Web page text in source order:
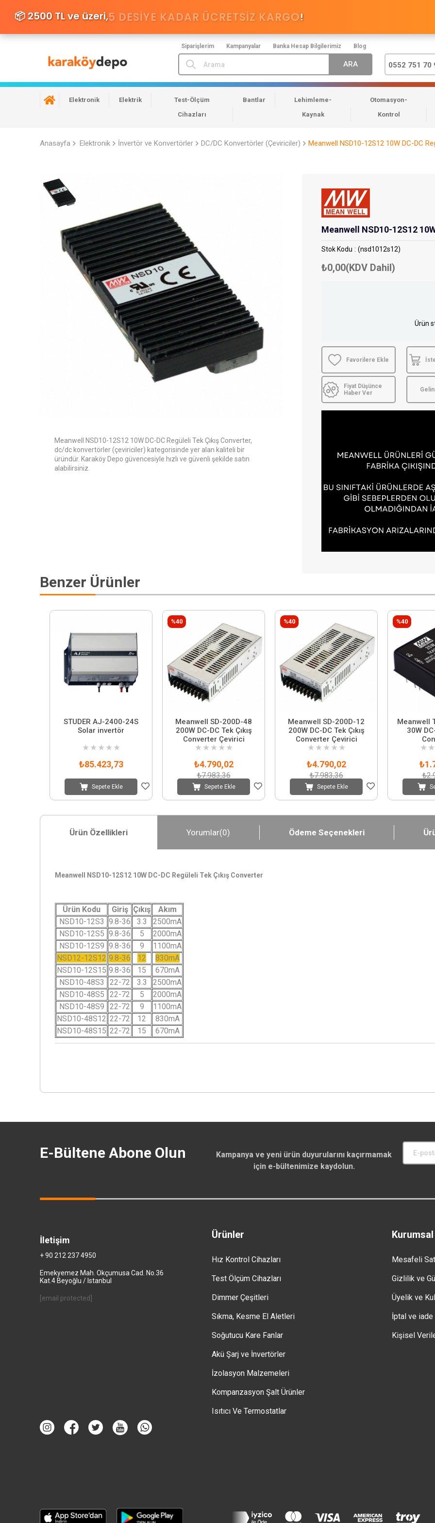
Siparişlerim Kampanyalar Banka Hesap Bilgilerimiz Blog
📦 2500 TL ve üzeri,5 DESIYE KADAR ÜCRETSİZ KARGO!
0552 751 70
Elektronik Elektrik
Test-Ölçüm
Cihazları
Bantlar
Lehimleme-
Kaynak
Otomasyon-
Kontrol
Anasayfa Elektronik İnvertör ve Konvertörler DC/DC Konvertörler (Çeviriciler) Meanwell NSD10-12S12 10W DC-DC
Meanwell NSD10-12S12 10W DC-DC Regüleli Tek Çıkış Converter,
dc/dc konvertörler (çeviriciler) kategorisinde yer alan kaliteli bir
üründür. Karaköy Depo güvencesiyle hızlı ve güvenli şekilde satın
alabilirsiniz.
Meanwell NSD10-12S12
Stok Kodu (nsd1012s12)
₺0,00(KDV Dahil)
Ürün
Favorilere Ekle
Fiyat Düşünce
Haber Ver
Benzer Ürünler
STUDER AJ-2400-24S
Solar invertör
★ ★ ★ ★ ★
₺85.423,73
Sepete Ekle
Meanwell SD-200D-48
200W DC-DC Tek Çıkış
Converter Çevirici
★ ★ ★ ★ ★
₺4.790,02
₺7.983,36
Sepete Ekle
%40
Meanwell SD-200D-12
200W DC-DC Tek Çıkış
Converter Çevirici
★ ★ ★ ★ ★
₺4.790,02
₺7.983,36
Sepete Ekle
%40
Meanwell
30W
★ ★
%40
Ürün Özellikleri Yorumlar(0) Ödeme Seçenekleri
Meanwell NSD10-12S12 10W DC-DC Regüleli Tek Çıkış Converter
Ürün Kodu Giriş Çıkış
Akım
NSD10-12S3 9.8-36 3.3
2500mA
NSD10-12S5 9.8-36 5
2000mA
NSD10-12S9 9.8-36 9
1100mA
NSD12-12S12 9.8-36 12
830mA
NSD10-12S15 9.8-36 15
670mA
NSD10-48S3
22-72 3.3
2500mA
NSD10-48S5
22-72 5
2000mA
NSD10-48S9
22-72 9
1100mA
NSD10-48S12 22-72 12
830mA
NSD10-48S15 22-72 15 670mA
E-Bültene Abone Olun
Kampanya ve yeni ürün duyurularını kaçırmamak
için e-bültenimize kaydolun.
Ürünler
Hız Kontrol Cihazları
Test Ölçüm Cihazları
Dimmer Çeşitleri
Sıkma, Kesme El Aletleri
Soğutucu Kare Fanlar
Akü Şarj ve İnvertörler
İzolasyon Malzemeleri
Kompanzasyon Şalt Ürünler
Isıtıcı Ve Termostatlar
Kurumsal
Mesafeli
Gizlilik ve
Üyelik ve
İptal ve iade
Kişisel
İletişim
+ 90 212 237 4950
Emekyemez Mah. Okçumusa Cad. No.36
Kat.4 Beyoğlu / Istanbul
[email protected]